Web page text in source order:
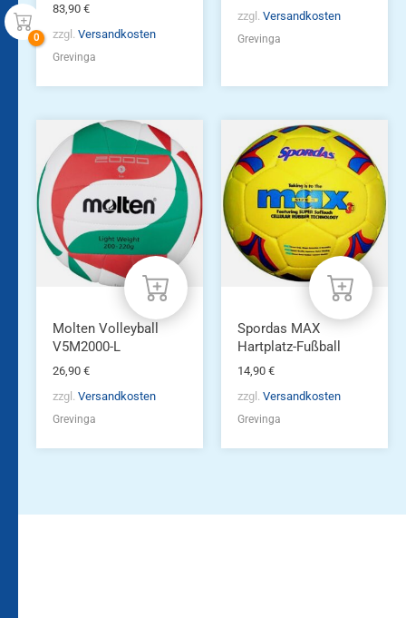
83,90 €
zzgl. Versandkosten
Grevinga
zzgl. Versandkosten
Grevinga
Molten Volleyball
V5M2000-L
26,90 €
zzgl. Versandkosten
Grevinga
Spordas MAX
Hartplatz-Fußball
14,90 €
zzgl. Versandkosten
Grevinga